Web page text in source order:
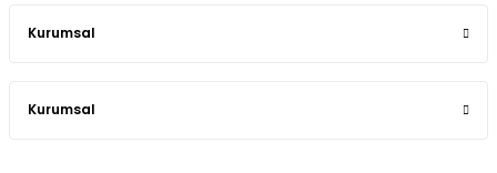
Kurumsal
Kurumsal